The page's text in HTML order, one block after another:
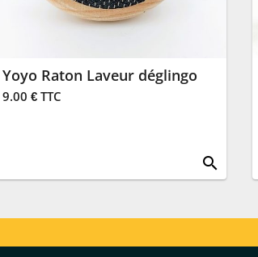
Yoyo Raton Laveur déglingo
9.00 € TTC
search